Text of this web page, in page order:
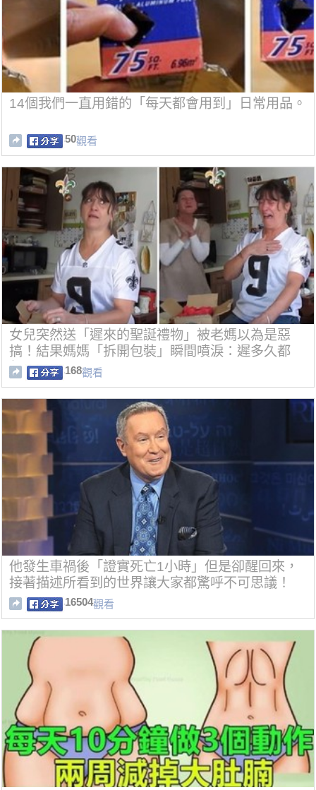
14個我們一直用錯的「每天都會用到」日常用品。
50觀看
女兒突然送「遲來的聖誕禮物」被老媽以為是惡
搞！結果媽媽「拆開包裝」瞬間噴淚：遲多久都
行！
168觀看
他發生車禍後「證實死亡1小時」但是卻醒回來，
接著描述所看到的世界讓大家都驚呼不可思議！
16504觀看